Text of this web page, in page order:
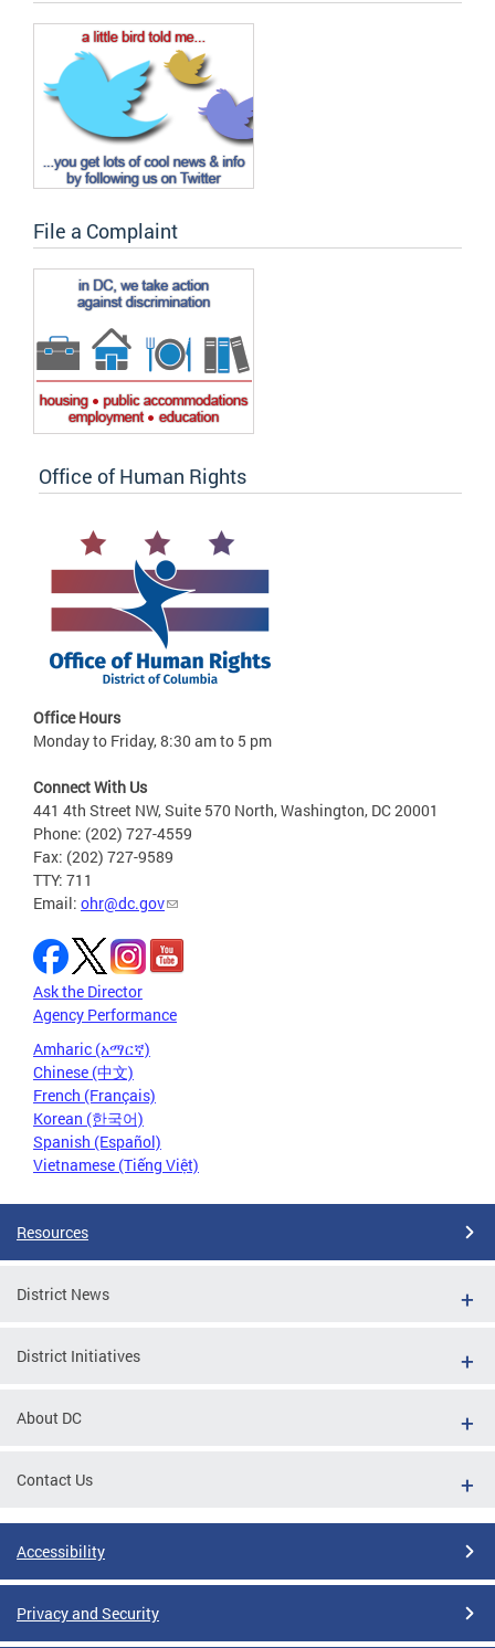
File a Complaint
Office of Human Rights
Office Hours
Monday to Friday, 8:30 am to 5 pm
Connect With Us
441 4th Street NW, Suite 570 North, Washington, DC 20001
Phone: (202) 727-4559
Fax: (202) 727-9589
TTY: 711
Email: ohr@dc.gov
Ask the Director
Agency Performance
Amharic (አማርኛ)
Chinese (中文)
French (Français)
Korean (한국어)
Spanish (Español)
Vietnamese (Tiếng Việt)
Resources
District News
District Initiatives
About DC
Contact Us
Accessibility
Privacy and Security